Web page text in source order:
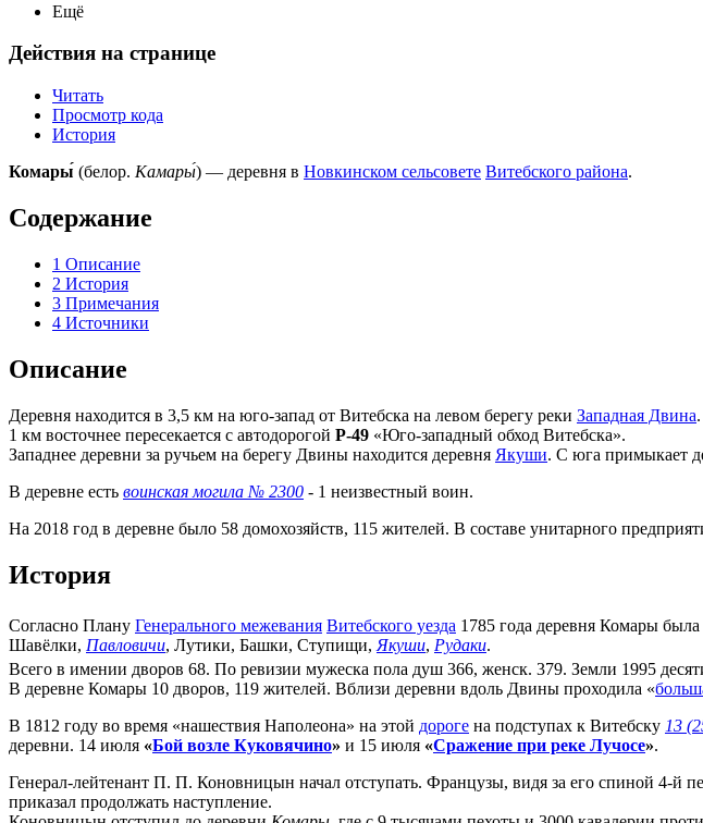
Ещё
Действия на странице
Читать
Просмотр кода
История
Комары́ (белор. Камары́) — деревня в Новкинском сельсовете Витебского района.
Содержание
1 Описание
2 История
3 Примечания
4 Источники
Описание
Деревня находится в 3,5 км на юго-запад от Витебска на левом берегу реки Западная Двина
1 км восточнее пересекается с автодорогой Р-49 «Юго-западный обход Витебска».
Западнее деревни за ручьем на берегу Двины находится деревня Якуши. С юга примыкает
В деревне есть воинская могила № 2300 - 1 неизвестный воин.
На 2018 год в деревне было 58 домохозяйств, 115 жителей. В составе унитарного
История
Согласно Плану Генерального межевания Витебского уезда 1785 года деревня Комары была
Шавёлки, Павловичи, Лутики, Башки, Ступищи, Якуши, Рудаки.
Всего в имении дворов 68. По ревизии мужеска пола душ 366, женск. 379. Земли 1995
В деревне Комары 10 дворов, 119 жителей. Вблизи деревни вдоль Двины проходила «
В 1812 году во время «нашествия Наполеона» на этой дороге на подступах к Витебску 13
деревни. 14 июля «Бой возле Куковячино» и 15 июля «Сражение при реке Лучосе».
Генерал-лейтенант П. П. Коновницын начал отступать. Французы, видя за его спиной 4-й
приказал продолжать наступление.